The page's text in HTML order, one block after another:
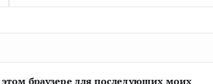
браузере для последующих моих